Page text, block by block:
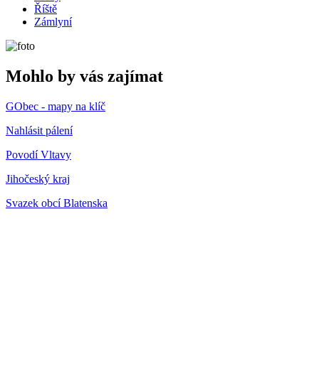
Říště
Zámlyní
Mohlo by vás zajímat
GObec - mapy na klíč
Nahlásit pálení
Povodí Vltavy
Jihočeský kraj
Svazek obcí Blatenska